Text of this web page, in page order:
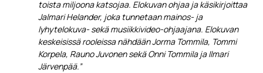
toista miljoona katsojaa. Elokuvan ohjaa ja käsikirjoittaa
Jalmari Helander, joka tunnetaan mainos- ja
lyhytelokuva- sekä musiikkivideo-ohjaajana. Elokuvan
keskeisissä rooleissa nähdään Jorma Tommila, Tommi
Korpela, Rauno Juvonen sekä Onni Tommila ja Ilmari
Järvenpää.”